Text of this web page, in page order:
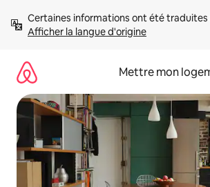
directement
Afficher la langue d'origine
Mettre mon